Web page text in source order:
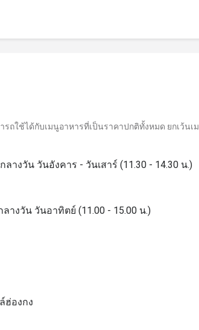
ถใช้ได้กับเมนูอาหารที่เป็นราคาปกติทั้งหมด ยกเว้นเ
างวัน วันอังคาร - วันเสาร์ (11.30 - 14.30 น.)
างวัน วันอาทิตย์ (11.00 - 15.00 น.)
ฮ่องกง